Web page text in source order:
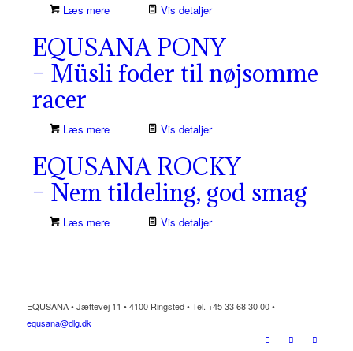
Læs mere Vis detaljer
EQUSANA PONY
– Müsli foder til nøjsomme
racer
Læs mere Vis detaljer
EQUSANA ROCKY
– Nem tildeling, god smag
Læs mere Vis detaljer
EQUSANA • Jættevej 11 • 4100 Ringsted • Tel. +45 33 68 30 00 •
equsana@dlg.dk